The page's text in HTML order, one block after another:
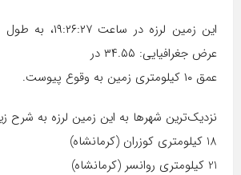
عرض جغرافیایی: ۳۴.۵۵ در
عمق ۱۰ کیلومتری زمین به وقوع پیوست.
نزدیک‌ترین شهرها به این زمین لرزه به شرح
18 کیلومتری کوزران (کرمانشاه)
21 کیلومتری روانسر (کرمانشاه)